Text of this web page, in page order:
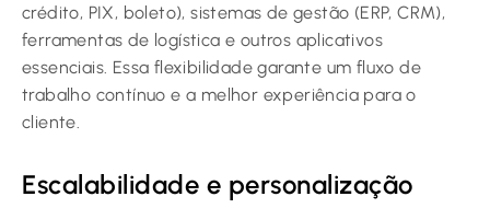
crédito, PIX, boleto), sistemas de gestão (ERP, CRM),
ferramentas de logística e outros aplicativos
essenciais. Essa flexibilidade garante um fluxo de
trabalho contínuo e a melhor experiência para o
cliente.
Escalabilidade e personalização